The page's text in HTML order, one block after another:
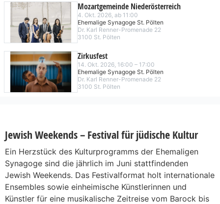
Mozartgemeinde Niederösterreich
4. Okt. 2026, ab 11:00
Ehemalige Synagoge St. Pölten
Dr. Karl Renner-Promenade 22
3100 St. Pölten
Zirkusfest
14. Okt. 2026, 16:00 – 17:00
Ehemalige Synagoge St. Pölten
Dr. Karl Renner-Promenade 22
3100 St. Pölten
Jewish Weekends – Festival für jüdische Kultur
Ein Herzstück des Kulturprogramms der Ehemaligen
Synagoge sind die jährlich im Juni stattfindenden
Jewish Weekends. Das Festivalformat holt internationale
Ensembles sowie einheimische Künstlerinnen und
Künstler für eine musikalische Zeitreise vom Barock bis